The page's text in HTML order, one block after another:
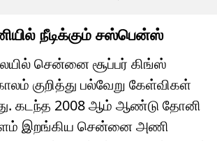
நீடிக்கும் சஸ்பென்ஸ்
சென்னை சூப்பர் கிங்ஸ்
குறித்து பல்வேறு கேள்விகள்
கடந்த 2008 ஆம் ஆண்டு தோனி
இறங்கிய சென்னை அணி